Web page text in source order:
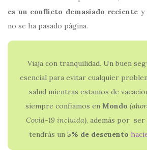
es un conflicto demasiado reciente y
no se ha pasado página.
Viaja con tranquilidad. Un buen
esencial para evitar cualquier
salud mientras estamos de
siempre confiamos en Mondo
Covid-19 incluida), además por
tendrás un 5% de descuento